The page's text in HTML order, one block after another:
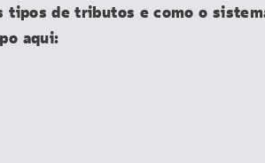
de tributos e como o
aqui: